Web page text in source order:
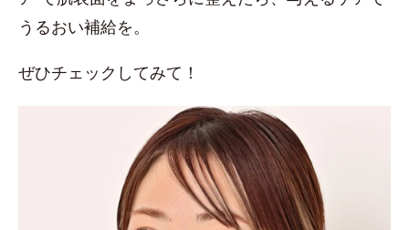
うるおい補給を。
ぜひチェックしてみて！